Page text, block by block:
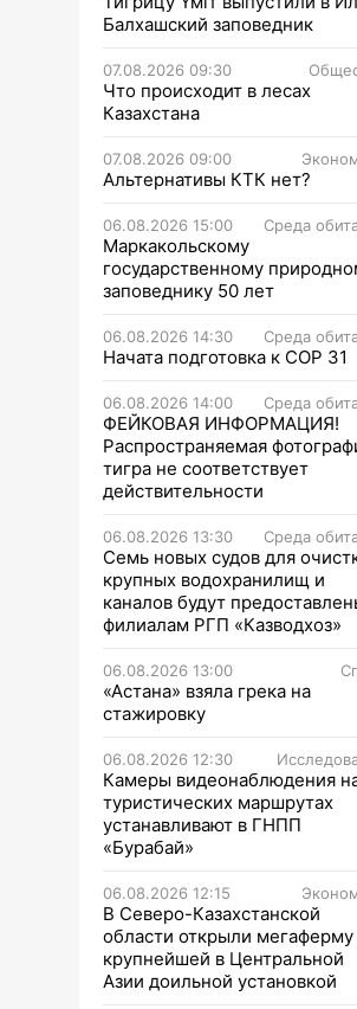
Балхашский заповедник
07.08.2026 09:30
Что происходит в лесах
Казахстана
07.08.2026 09:00
Альтернативы КТК нет?
06.08.2026 15:00 Среда
Маркакольскому
государственному
заповеднику 50 лет
06.08.2026 14:30 Среда
Начата подготовка к СОР 31
06.08.2026 14:00 Среда
ФЕЙКОВАЯ ИНФОРМАЦИЯ!
Распространяемая
тигра не соответствует
действительности
06.08.2026 13:30 Среда
Семь новых судов для
крупных водохранилищ и
каналов будут
филиалам РГП «Казводхоз»
06.08.2026 13:00
«Астана» взяла грека на
стажировку
06.08.2026 12:30
Камеры видеонаблюдения
туристических маршрутах
устанавливают в ГНПП
«Бурабай»
06.08.2026 12:15
В Северо-Казахстанской
области открыли мегаферму
крупнейшей в Центральной
Азии доильной установкой